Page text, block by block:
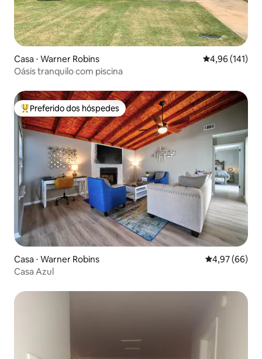
Casa ⋅ Warner Robins 4,96 de uma
4,96 (141)
Oásis tranquilo com piscina
Entre os melhores preferidos dos hóspedes
Preferido dos hóspedes
Casa ⋅ Warner Robins 4,97 de uma
4,97 (66)
Casa Azul